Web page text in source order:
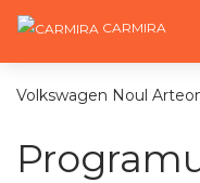
CARMIRA
Volkswagen Noul